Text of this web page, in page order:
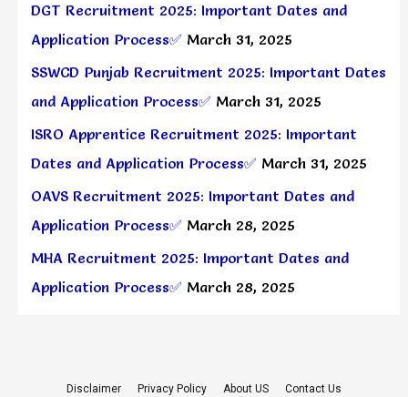
DGT Recruitment 2025: Important Dates and
Application Process✅ March 31, 2025
SSWCD Punjab Recruitment 2025: Important Dates
and Application Process✅ March 31, 2025
ISRO Apprentice Recruitment 2025: Important
Dates and Application Process✅ March 31, 2025
OAVS Recruitment 2025: Important Dates and
Application Process✅ March 28, 2025
MHA Recruitment 2025: Important Dates and
Application Process✅ March 28, 2025
Disclaimer Privacy Policy About US Contact Us